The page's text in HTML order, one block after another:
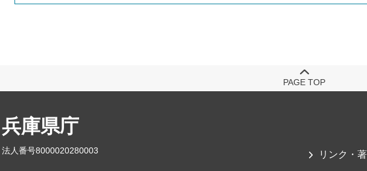
PAGE TOP
兵庫県庁
法人番号8000020280003 リンク・